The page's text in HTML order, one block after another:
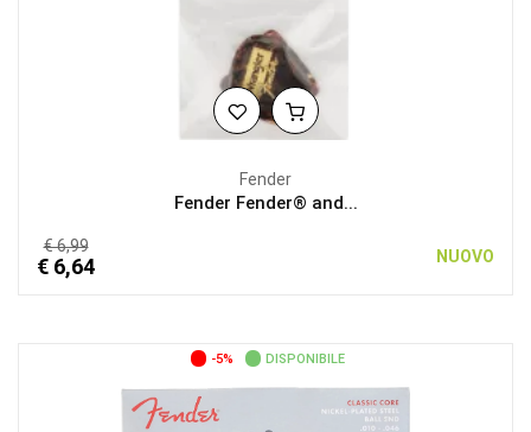
Fender
Fender Fender® and...
€ 6,99
€ 6,64 NUOVO
-5% DISPONIBILE